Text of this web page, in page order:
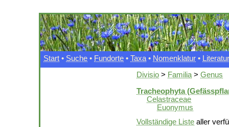
Start • Suche • Fundorte • Taxa • Nomenklatur • Literatur
Divisio > Familia > Genus
Tracheophyta
Celastraceae
Euonymus
Vollständige Liste aller